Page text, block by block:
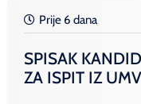
Prije 6 dana
SPISAK
ZA ISPIT IZ